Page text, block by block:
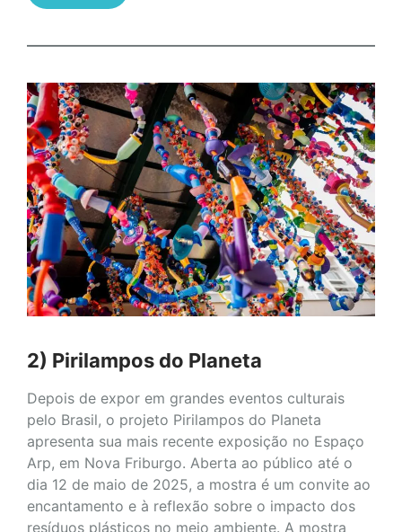
2) Pirilampos do Planeta
Depois de expor em grandes eventos culturais
pelo Brasil, o projeto Pirilampos do Planeta
apresenta sua mais recente exposição no Espaço
Arp, em Nova Friburgo. Aberta ao público até o
dia 12 de maio de 2025, a mostra é um convite ao
encantamento e à reflexão sobre o impacto dos
resíduos plásticos no meio ambiente. A mostra